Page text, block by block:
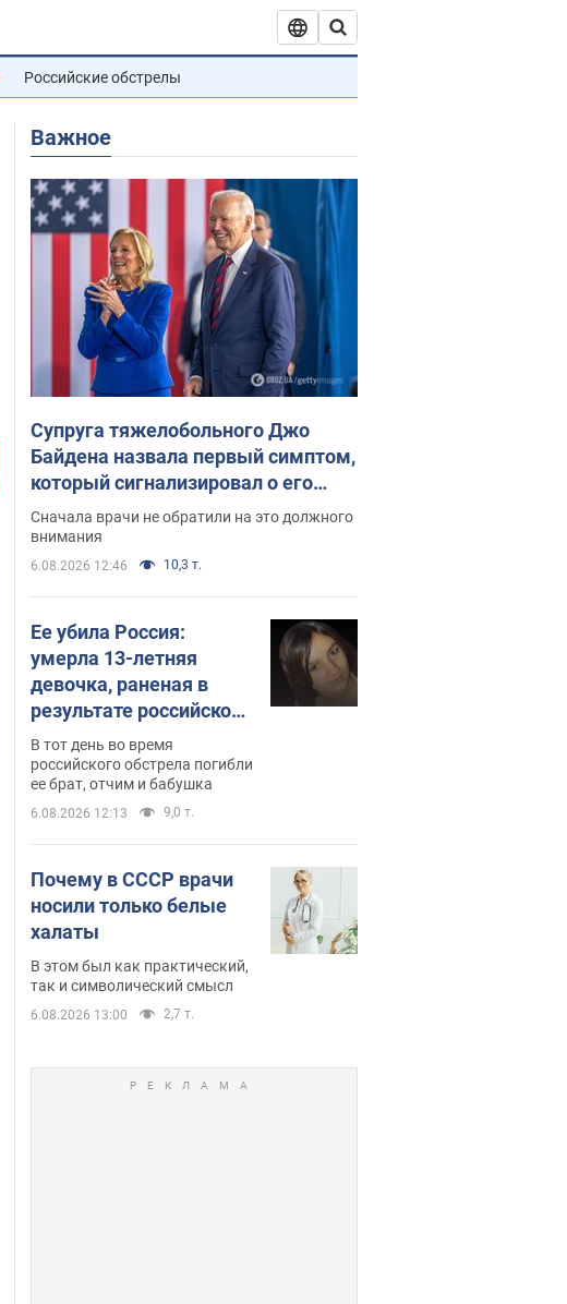
Российские обстрелы
Важное
Супруга тяжелобольного Джо
Байдена назвала первый симптом,
который сигнализировал о его
"агрессивном" раке
Сначала врачи не обратили на это должного
внимания
6.08.2026 12:46 10,3 т.
Ее убила Россия:
умерла 13-летняя
девочка, раненая в
результате российской
атаки на Сумскую
область. Фото
В тот день во время
российского обстрела погибли
ее брат, отчим и бабушка
6.08.2026 12:13 9,0 т.
Почему в СССР врачи
носили только белые
халаты
В этом был как практический,
так и символический смысл
6.08.2026 13:00 2,7 т.